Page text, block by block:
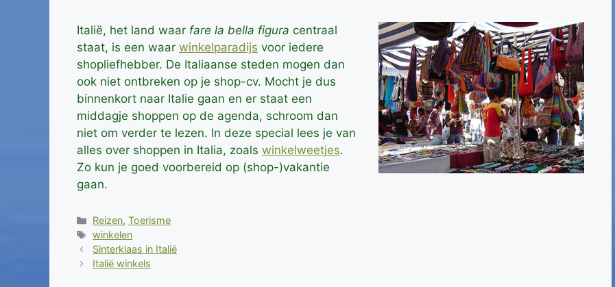
Italië, het land waar fare la bella figura centraal
staat, is een waar winkelparadijs voor iedere
shopliefhebber. De Italiaanse steden mogen dan
ook niet ontbreken op je shop-cv. Mocht je dus
binnenkort naar Italie gaan en er staat een
middagje shoppen op de agenda, schroom dan
niet om verder te lezen. In deze special lees je van
alles over shoppen in Italia, zoals winkelweetjes.
Zo kun je goed voorbereid op (shop-)vakantie
gaan.
Categorieën
Reizen,Toerisme
Tags
winkelen
Sinterklaas in Italië
Italië winkels